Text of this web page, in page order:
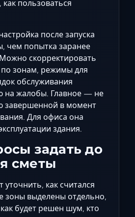
пользоваться
после запуска
чем попытка заранее
скорректировать
по зонам, режимы для
обслуживания
на жалобы. Главное — не
завершенной в момент
Для офиса она
здания.
задать до
сметы
уточнить, как считался
зоны выделены отдельно,
будет решен шум, кто